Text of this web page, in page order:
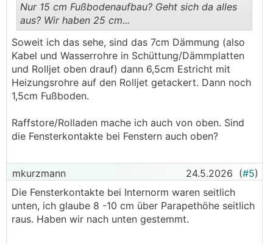
..
Nur 15 cm Fußbodenaufbau? Geht sich da alles
aus? Wir haben 25 cm...
Soweit ich das sehe, sind das 7cm Dämmung (also
Kabel und Wasserrohre in Schüttung/Dämmplatten
und Rolljet oben drauf) dann 6,5cm Estricht mit
Heizungsrohre auf den Rolljet getackert. Dann noch
1,5cm Fußboden.
Raffstore/Rolladen mache ich auch von oben. Sind
die Fensterkontakte bei Fenstern auch oben?
mkurzmann 24.5.2026 (#5)
Die Fensterkontakte bei Internorm waren seitlich
unten, ich glaube 8 -10 cm über Parapethöhe seitlich
raus. Haben wir nach unten gestemmt.